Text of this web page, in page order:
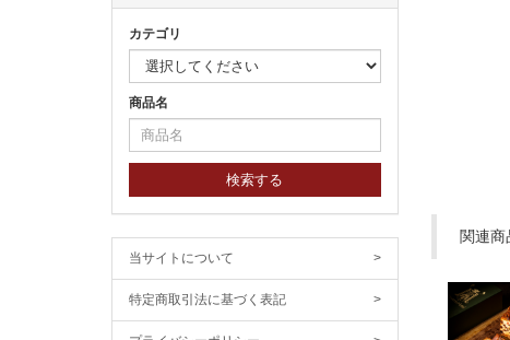
カテゴリ
商品名
検索する
当サイトについて >
特定商取引法に基づく表記 >
関連商